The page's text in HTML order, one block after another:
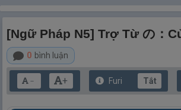
[Ngữ Pháp N5] Trợ Từ の：
0 bình luận
－ + Furi Tắt